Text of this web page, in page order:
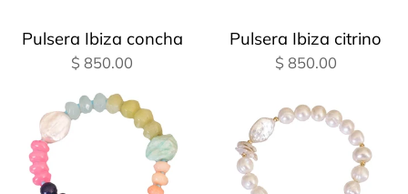
Pulsera Ibiza concha
$ 850.00
Pulsera Ibiza citrino
$ 850.00